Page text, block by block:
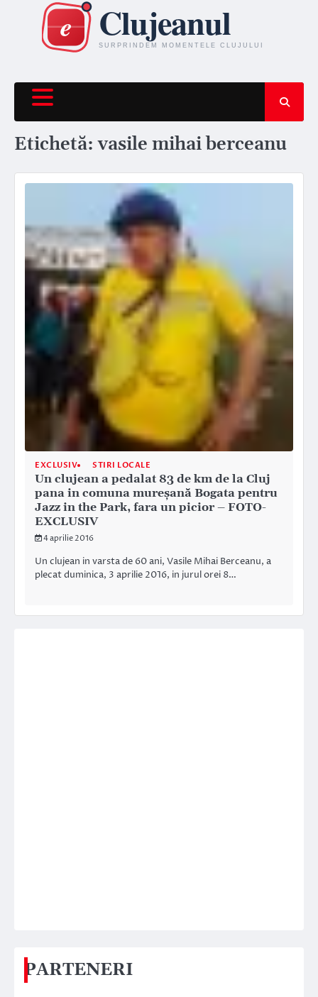
content
Etichetă:vasile mihai berceanu
EXCLUSIV STIRI LOCALE
Un clujean a pedalat 83 de km de la Cluj
pana in comuna mureşană Bogata pentru
Jazz in the Park, fara un picior – FOTO-
EXCLUSIV
4 aprilie 2016
Un clujean in varsta de 60 ani, Vasile Mihai Berceanu, a
plecat duminica, 3 aprilie 2016, in jurul orei 8…
PARTENERI